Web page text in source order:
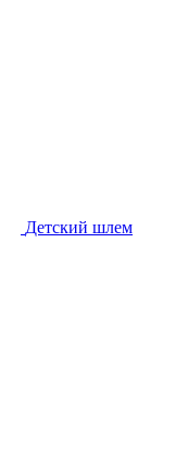
Детский шлем